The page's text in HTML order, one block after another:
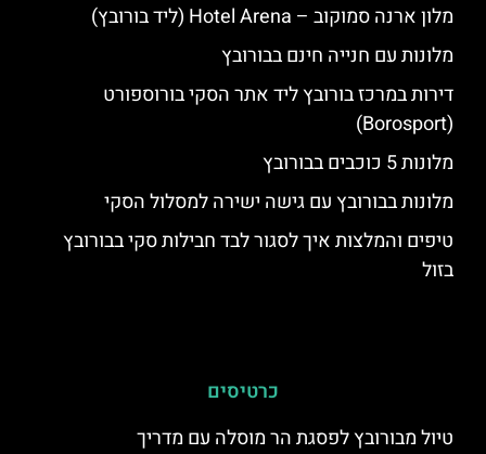
מלון ארנה סמוקוב – Hotel Arena (ליד בורובץ)
מלונות עם חנייה חינם בבורובץ
דירות במרכז בורובץ ליד אתר הסקי בורוספורט
(Borosport)
מלונות 5 כוכבים בבורובץ
מלונות בבורובץ עם גישה ישירה למסלול הסקי
טיפים והמלצות איך לסגור לבד חבילות סקי בבורובץ
בזול
כרטיסים
טיול מבורובץ לפסגת הר מוסלה עם מדריך